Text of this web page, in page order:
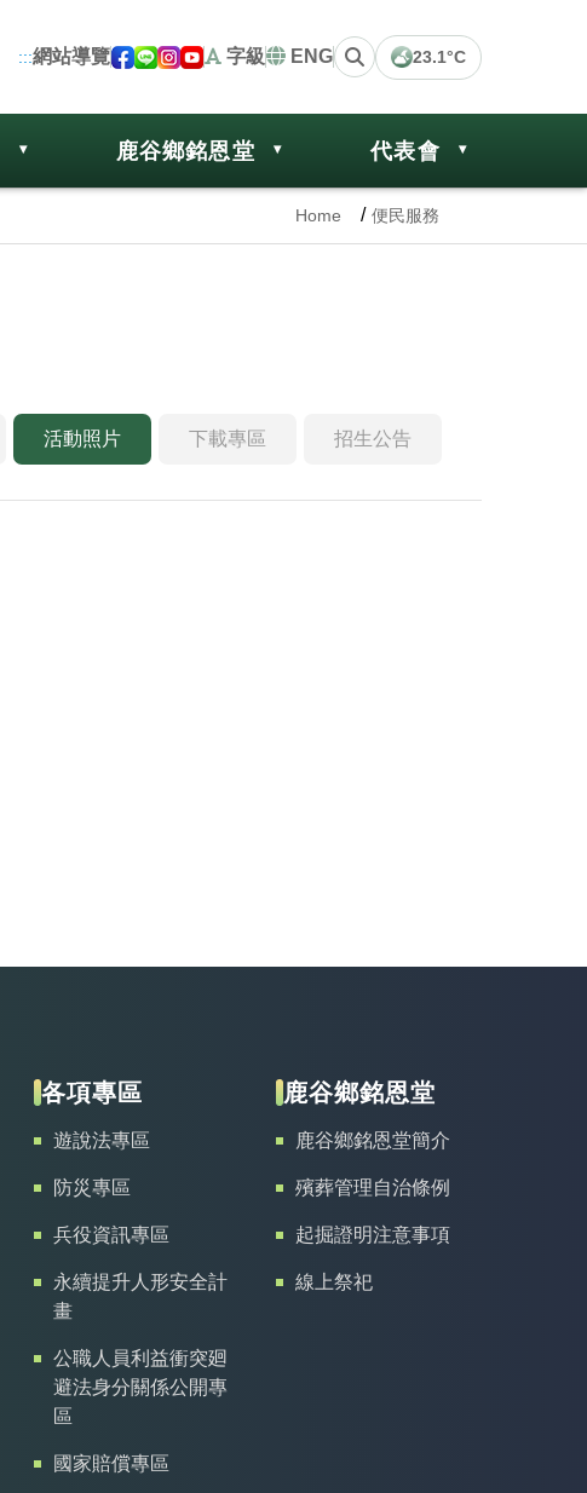
:::網站導覽 字級 ENG 23.1°C
鹿谷鄉銘恩堂 代表會
Home 便民服務
活動照片 下載專區 招生公告
各項專區
遊說法專區
防災專區
兵役資訊專區
永續提升人形安全計
畫
公職人員利益衝突廻
避法身分關係公開專
區
國家賠償專區
鹿谷鄉銘恩堂
鹿谷鄉銘恩堂簡介
殯葬管理自治條例
起掘證明注意事項
線上祭祀